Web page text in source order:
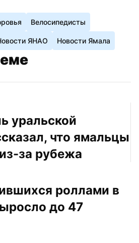
Велосипедисты
ЯНАО Новости Ямала
уральской
что ямальцы
за рубежа
роллами в
до 47